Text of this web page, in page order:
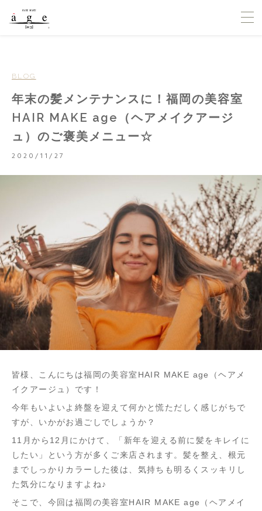
BLOG
年末の髪メンテナンスに！福岡の美容室
HAIR MAKE age（ヘアメイクアージ
ュ）のご褒美メニュー☆
2020/11/27
皆様、こんにちは福岡の美容室HAIR MAKE age（ヘアメ
イクアージュ）です！
今年もいよいよ終盤を迎えて何かと慌ただしく感じがちで
すが、いかがお過ごしでしょうか？
11月から12月にかけて、「新年を迎える前に髪をキレイに
したい」という方が多くご来店されます。髪を整え、根元
までしっかりカラーした後は、気持ちも明るくスッキリし
た気分になりますよね♪
そこで、今回は福岡の美容室HAIR MAKE age（ヘアメイ